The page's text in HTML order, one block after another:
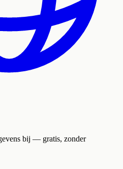
bij — gratis, zonder